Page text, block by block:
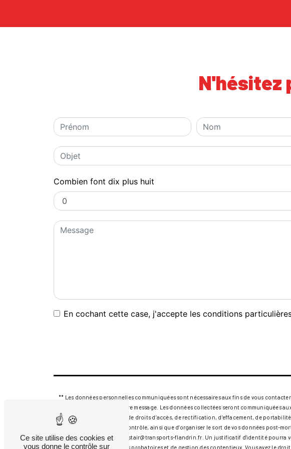
N'hésitez
Combien font dix plus huit
En cochant cette case, j'accepte les conditions
** Les données personnelles communiquées sont nécessaires aux fins de vous
seul but de répondre à votre message. Les données collectées seront communiquées
flandrin.fr. Vous disposez de droits d’accès, de rectification, d’effacement, de
auprès d’une autorité de contrôle, ainsi que d’organiser le sort de vos données post-
électronique à l'adresse alistair@transports-flandrin.fr. Un justificatif d'identité pourra
prescription légale aux fins probatoires et de gestion des contentieux. Vous avez le
Ce site utilise des cookies et
vous donne le contrôle sur